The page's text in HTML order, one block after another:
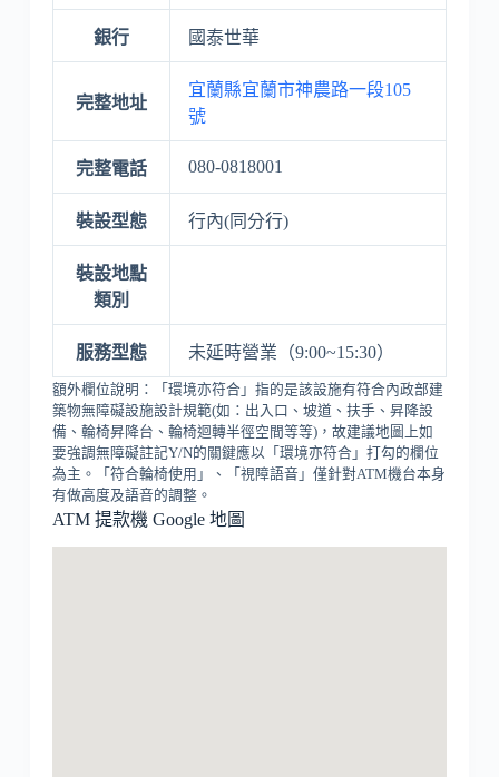
銀行 國泰世華
完整地址
宜蘭縣宜蘭市神農路一段105
號
完整電話 080-0818001
裝設型態 行內(同分行)
裝設地點
類別
服務型態 未延時營業（9:00~15:30）
額外欄位說明：「環境亦符合」指的是該設施有符合內政部建
築物無障礙設施設計規範(如：出入口、坡道、扶手、昇降設
備、輪椅昇降台、輪椅迴轉半徑空間等等)，故建議地圖上如
要強調無障礙註記Y/N的關鍵應以「環境亦符合」打勾的欄位
為主。「符合輪椅使用」、「視障語音」僅針對ATM機台本身
有做高度及語音的調整。
ATM 提款機 Google 地圖